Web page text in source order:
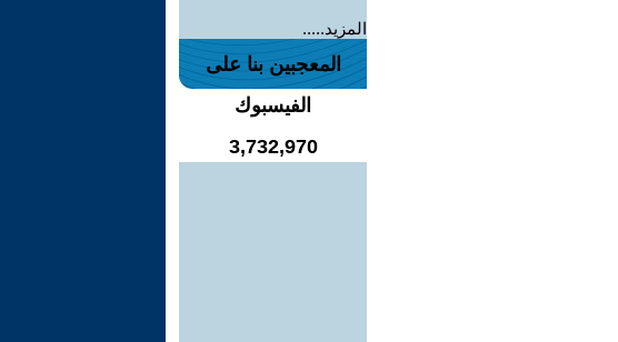
المزيد.....
المعجبين بنا على
الفيسبوك
3,732,970